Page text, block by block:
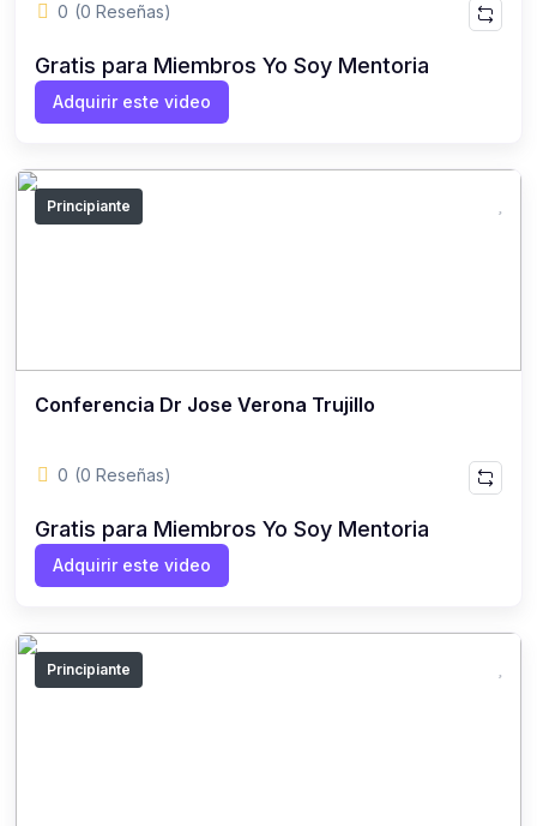
0 (0 Reseñas)
Gratis para Miembros Yo Soy Mentoria
Adquirir este video
Principiante
Conferencia Dr Jose Verona Trujillo
0 (0 Reseñas)
Gratis para Miembros Yo Soy Mentoria
Adquirir este video
Principiante